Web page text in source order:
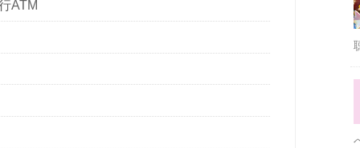
ATM